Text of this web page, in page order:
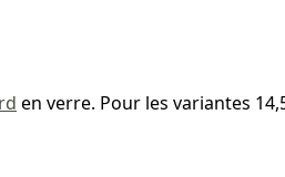
en verre. Pour les variantes